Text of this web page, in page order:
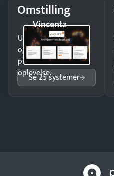
Omstilling
Vincentz
Undgå tabte opkald
og giv kunderne en
professionel
oplevelse.
Se 25 systemer